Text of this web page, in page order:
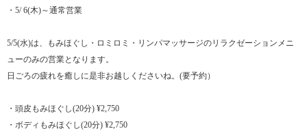
・5/ 6(木)～通常営業
5/5(水)は、もみほぐし・ロミロミ・リンパマッサージのリラクゼーションメニ
ューのみの営業となります。
日ごろの疲れを癒しに是非お越しくださいね。(要予約）
・頭皮もみほぐし(20分) ¥2,750
・ボディもみほぐし(20分) ¥2,750